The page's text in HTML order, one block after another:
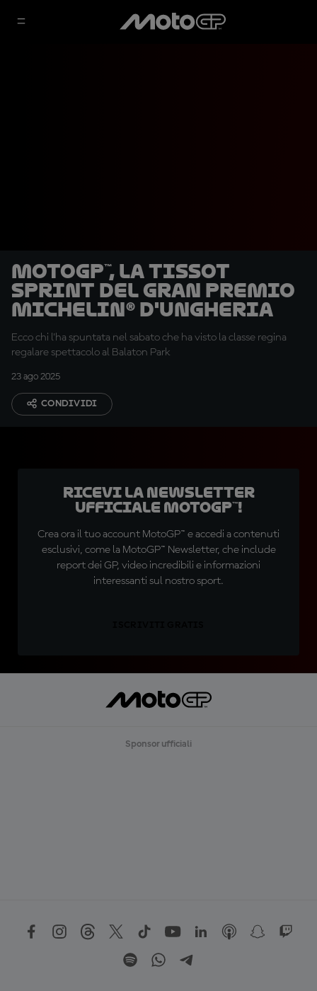
MotoGP™, la Tissot
Sprint del Gran Premio
Michelin® d'Ungheria
Ecco chi l'ha spuntata nel sabato che ha visto la classe regina
regalare spettacolo al Balaton Park
23 ago 2025
CONDIVIDI
Ricevi la newsletter
ufficiale MotoGP™!
Crea ora il tuo account MotoGP™ e accedi a contenuti
esclusivi, come la MotoGP™ Newsletter, che include
report dei GP, video incredibili e informazioni
interessanti sul nostro sport.
Sponsor ufficiali